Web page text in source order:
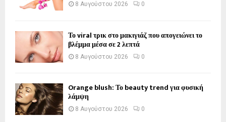
8 Αυγούστου 2026 0
Το viral τρικ στο μακιγιάζ που απογειώνει το
βλέμμα μέσα σε 2 λεπτά
8 Αυγούστου 2026 0
Orange blush: Το beauty trend για φυσική
λάμψη
8 Αυγούστου 2026 0